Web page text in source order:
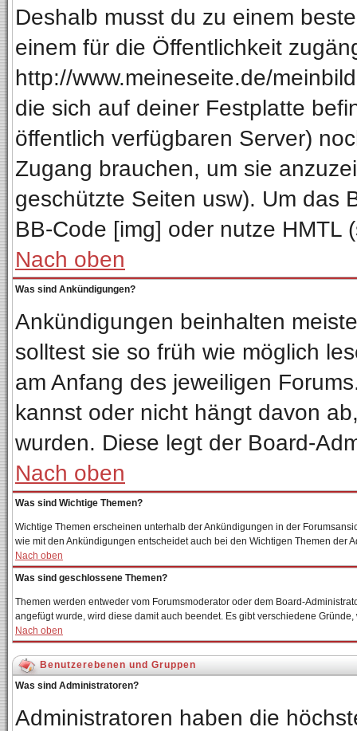
Deshalb musst du zu einem
einem für die Öffentlichkeit
http://www.meineseite.de/
die sich auf deiner Festplatte
öffentlich verfügbaren Server)
Zugang brauchen, um sie
geschützte Seiten usw). Um das
BB-Code [img] oder nutze HMTL
Nach oben
Was sind Ankündigungen?
Ankündigungen beinhalten
solltest sie so früh wie möglich
am Anfang des jeweiligen
kannst oder nicht hängt davon
wurden. Diese legt der Board-
Nach oben
Was sind Wichtige Themen?
Wichtige Themen erscheinen unterhalb der Ankündigungen in der
wie mit den Ankündigungen entscheidet auch bei den Wichtigen Themen der
Nach oben
Was sind geschlossene Themen?
Themen werden entweder vom Forumsmoderator oder dem Board-
angefügt wurde, wird diese damit auch beendet. Es gibt verschiedene
Nach oben
Benutzerebenen und Gruppen
Was sind Administratoren?
Administratoren haben die